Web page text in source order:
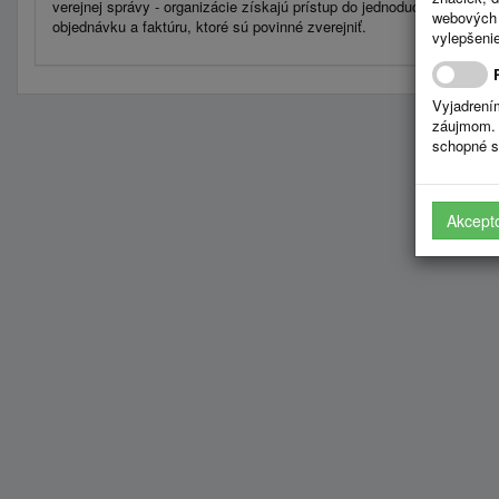
verejnej správy - organizácie získajú prístup do jednoducho
objednávku a faktúru, ktoré sú povinné zverejniť.
schopné